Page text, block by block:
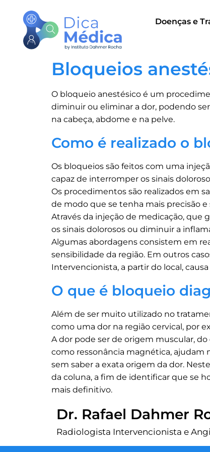
Doenças e
Bloqueios
O bloqueio anestésico é um
diminuir ou eliminar a dor, podendo
na cabeça, abdome e na pelve.
Como é realizado o
Os bloqueios são feitos com uma
capaz de interromper os sinais
Os procedimentos são realizados em
de modo que se tenha mais precisão e
Através da injeção de medicação,
os sinais dolorosos ou diminuir a
Algumas abordagens consistem em
sensibilidade da região. Em outros
Intervencionista, a partir do local,
O que é bloqueio
Além de ser muito utilizado no
como uma dor na região cervical, por
A dor pode ser de origem muscular,
como ressonância magnética,
sem saber a exata origem da dor.
da coluna, a fim de identificar que se
mais definitivo.
Dr. Rafael Dahmer
Radiologista Intervencionista e